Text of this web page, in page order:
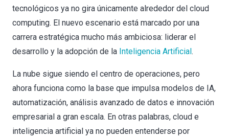
tecnológicos ya no gira únicamente alrededor del cloud
computing. El nuevo escenario está marcado por una
carrera estratégica mucho más ambiciosa: liderar el
desarrollo y la adopción de la Inteligencia Artificial.
La nube sigue siendo el centro de operaciones, pero
ahora funciona como la base que impulsa modelos de IA,
automatización, análisis avanzado de datos e innovación
empresarial a gran escala. En otras palabras, cloud e
inteligencia artificial ya no pueden entenderse por